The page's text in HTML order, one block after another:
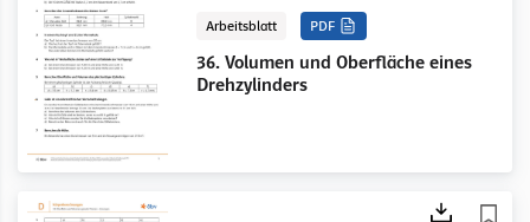
Arbeitsblatt PDF
36. Volumen und Oberfläche eines
Drehzylinders